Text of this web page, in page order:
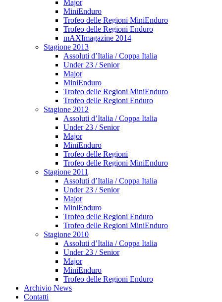
Major
MiniEnduro
Trofeo delle Regioni MiniEnduro
Trofeo delle Regioni Enduro
mAXImagazine 2014
Stagione 2013
Assoluti d’Italia / Coppa Italia
Under 23 / Senior
Major
MiniEnduro
Trofeo delle Regioni MiniEnduro
Trofeo delle Regioni Enduro
Stagione 2012
Assoluti d’Italia / Coppa Italia
Under 23 / Senior
Major
MiniEnduro
Trofeo delle Regioni
Trofeo delle Regioni MiniEnduro
Stagione 2011
Assoluti d’Italia / Coppa Italia
Under 23 / Senior
Major
MiniEnduro
Trofeo delle Regioni Enduro
Trofeo delle Regioni MiniEnduro
Stagione 2010
Assoluti d’Italia / Coppa Italia
Under 23 / Senior
Major
MiniEnduro
Trofeo delle Regioni Enduro
Archivio News
Contatti